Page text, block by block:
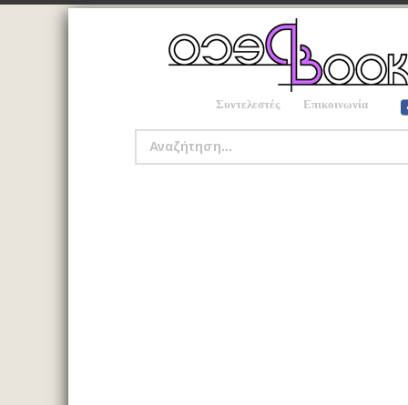
Συντελεστές Επικοινωνία